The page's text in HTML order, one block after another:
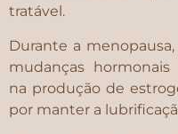
tratável.
Durante a
mudanças hormonais
na produção de
por manter a